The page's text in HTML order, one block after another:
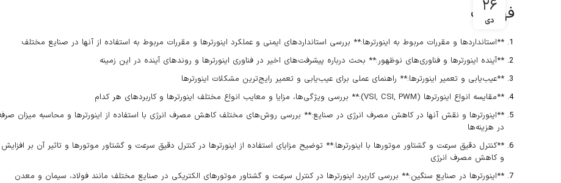
۲۶
دی
فهرست
**استانداردها و مقررات مربوط به اینورترها:** بررسی استانداردهای ایمنی و عملکرد اینورترها و مقررات مربوط به استفاده از آنها در صنایع مختلف
**آینده اینورترها و فناوری‌های نوظهور:** بحث درباره پیشرفت‌های اخیر در فناوری اینورترها و روندهای آینده در این زمینه
**عیب‌یابی و تعمیر اینورترها:** راهنمای عملی برای عیب‌یابی و تعمیر رایج‌ترین مشکلات اینورترها
**مقایسه انواع اینورترها (VSI, CSI, PWM):** بررسی ویژگی‌ها، مزایا و معایب انواع مختلف اینورترها و کاربردهای هر کدام
**اینورترها و نقش آنها در کاهش مصرف انرژی در صنایع:** بررسی روش‌های مختلف کاهش مصرف انرژی با استفاده از اینورترها و محاسبه میزان
در هزینه‌ها
**کنترل دقیق سرعت و گشتاور موتورها با اینورترها:** توضیح مزایای استفاده از اینورترها در کنترل دقیق سرعت و گشتاور موتورها و تاثیر آن بر افزایش
و کاهش مصرف انرژی
**اینورترها در صنایع سنگین:** بررسی کاربرد اینورترها در کنترل سرعت و گشتاور موتورهای الکتریکی در صنایع مختلف مانند فولاد، سیمان و معدن